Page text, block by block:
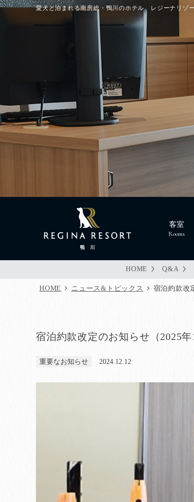
愛犬と泊まれる南房総・鴨川のホテル、レジーナリゾ
客室
Rooms
HOME Q&A
Rooms
HOME ニュース&トピックス 宿泊約款改
宿泊約款改定のお知らせ（2025年
重要なお知らせ 2024.12.12